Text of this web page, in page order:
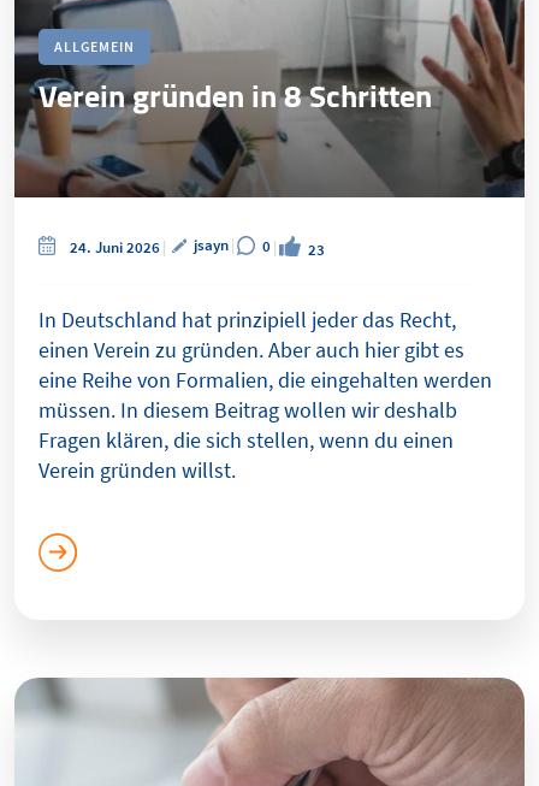
ALLGEMEIN
Verein gründen in 8 Schritten
24. Juni 2026 jsayn 0 23
In Deutschland hat prinzipiell jeder das Recht,
einen Verein zu gründen. Aber auch hier gibt es
eine Reihe von Formalien, die eingehalten werden
müssen. In diesem Beitrag wollen wir deshalb
Fragen klären, die sich stellen, wenn du einen
Verein gründen willst.